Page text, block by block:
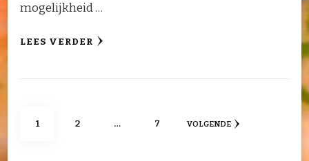
mogelijkheid …
LEES VERDER
Berichten
PAGINA
1 PAGINA
2 … PAGINA
7 VOLGENDE